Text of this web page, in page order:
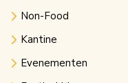
Non-Food
Kantine
Evenementen